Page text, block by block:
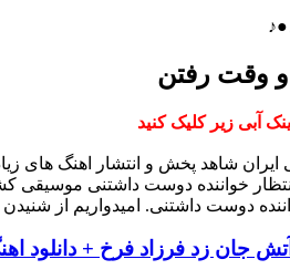
و وقت رفتن
آبی زیر کلیک کنید
ایران شاهد پخش و انتشار اهنگ
خواننده دوست داشتنی موسیقی
دوست داشتنی. امیدواریم از
جان زد فرزاد فرخ + دانلود